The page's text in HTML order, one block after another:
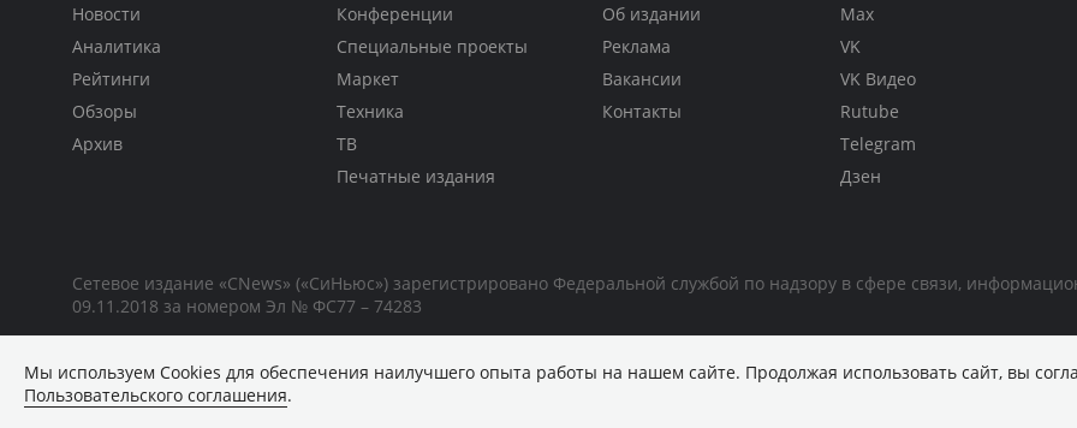
Новости
Аналитика
Рейтинги
Обзоры
Архив
Конференции
Специальные проекты
Маркет
Техника
ТВ
Печатные издания
Об издании
Реклама
Вакансии
Контакты
Max
VK
VK Видео
Rutube
Telegram
Дзен
Сетевое издание «CNews» («СиНьюс») зарегистрировано Федеральной службой по надзору в сфере связи,
09.11.2018 за номером Эл № ФС77 – 74283
Мы используем Сookies для обеспечения наилучшего опыта работы на нашем сайте. Продолжая использовать сайт, вы
Пользовательского соглашения.